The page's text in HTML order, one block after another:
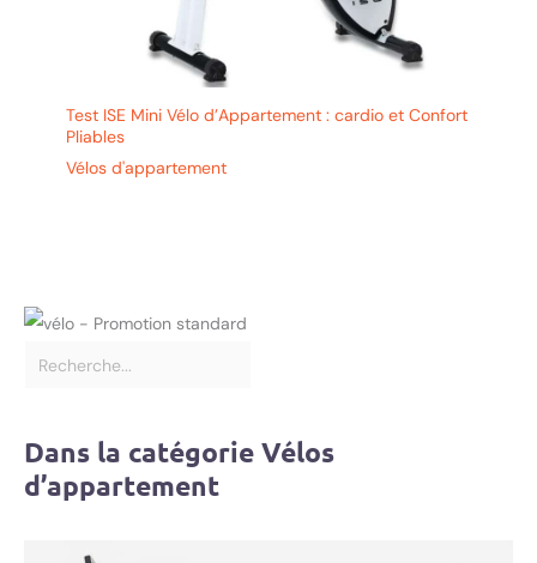
Test ISE Mini Vélo d’Appartement : cardio et Confort
Pliables
Vélos d'appartement
Dans la catégorie Vélos
d’appartement